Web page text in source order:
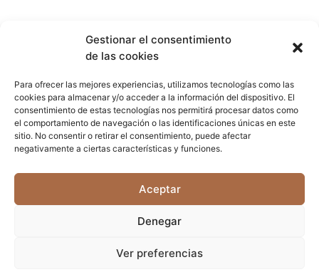
Gestionar el consentimiento
de las cookies
Para ofrecer las mejores experiencias, utilizamos tecnologías como las
cookies para almacenar y/o acceder a la información del dispositivo. El
consentimiento de estas tecnologías nos permitirá procesar datos como
el comportamiento de navegación o las identificaciones únicas en este
sitio. No consentir o retirar el consentimiento, puede afectar
negativamente a ciertas características y funciones.
Aceptar
Denegar
Ver preferencias
info@pinosreales.com
Móvil: 671 513 179
Lunes a Viernes, 9:30h-14:30h
San Martín de Valdeiglesias (Madrid)